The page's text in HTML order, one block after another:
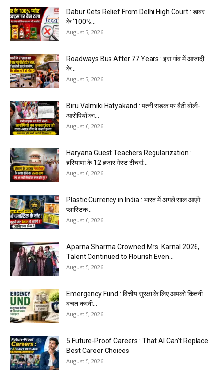
Dabur Gets Relief From Delhi High Court : डाबर
के ‘100%...
August 7, 2026
Roadways Bus After 77 Years : इस गांव में आजादी
के...
August 7, 2026
Biru Valmiki Hatyakand : पत्नी सड़क पर बैठी बोली-
आरोपियों का...
August 6, 2026
Haryana Guest Teachers Regularization :
हरियाणा के 12 हजार गेस्ट टीचर्स...
August 6, 2026
Plastic Currency in India : भारत में अगले साल आएंगे
प्लास्टिक...
August 6, 2026
Aparna Sharma Crowned Mrs. Karnal 2026,
Talent Continued to Flourish Even...
August 5, 2026
Emergency Fund : वित्तीय सुरक्षा के लिए आपको कितनी
बचत करनी...
August 5, 2026
5 Future-Proof Careers : That AI Can’t Replace
Best Career Choices
August 5, 2026